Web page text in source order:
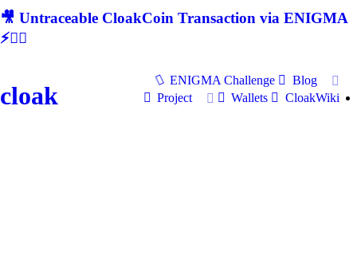
🎥 Untraceable CloakCoin Transaction via ENIGMA
⚡🕵‍♂
cloak
ENIGMA Challenge
Blog
Project
Wallets CloakWiki